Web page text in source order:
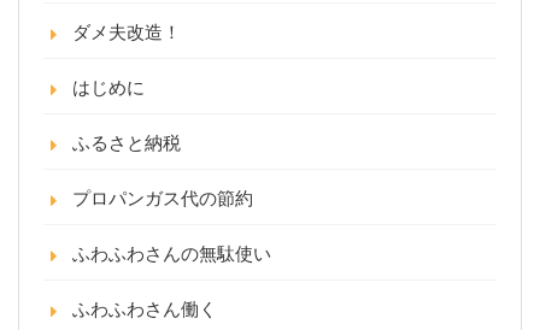
ダメ夫改造！
はじめに
ふるさと納税
プロパンガス代の節約
ふわふわさんの無駄使い
ふわふわさん働く